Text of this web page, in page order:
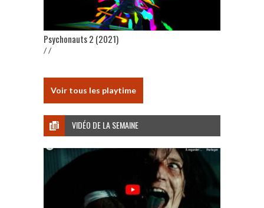
Psychonauts 2 (2021)
/ /
Voir tous les playtime
VIDÉO DE LA SEMAINE